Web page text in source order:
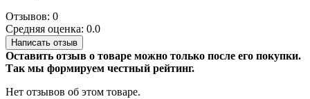
Отзывов: 0
Средняя оценка: 0.0
Написать отзыв
Оставить отзыв о товаре можно только после его покупки.
Так мы формируем честный рейтинг.
Нет отзывов об этом товаре.